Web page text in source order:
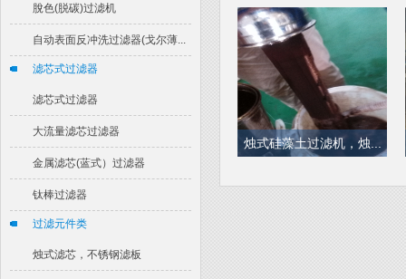
脫色(脱碳)过滤机
自动表面反冲洗过滤器(戈尔薄...
滤芯式过滤器
滤芯式过滤器
大流量滤芯过滤器
金属滤芯(蓝式）过滤器
钛棒过滤器
过滤元件类
烛式滤芯，不锈钢滤板
烛式硅藻土过滤机，烛...